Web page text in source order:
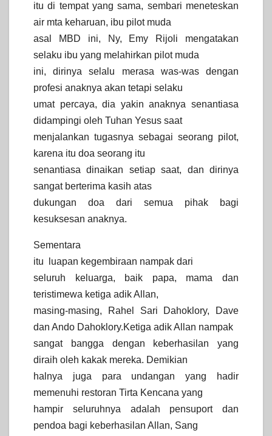
itu di tempat yang sama, sembari meneteskan
air mta keharuan, ibu pilot muda
asal MBD ini, Ny, Emy Rijoli mengatakan
selaku ibu yang melahirkan pilot muda
ini, dirinya selalu merasa was-was dengan
profesi anaknya akan tetapi selaku
umat percaya, dia yakin anaknya senantiasa
didampingi oleh Tuhan Yesus saat
menjalankan tugasnya sebagai seorang pilot,
karena itu doa seorang itu
senantiasa dinaikan setiap saat, dan dirinya
sangat berterima kasih atas
dukungan doa dari semua pihak bagi
kesuksesan anaknya.
Sementara
itu luapan kegembiraan nampak dari
seluruh keluarga, baik papa, mama dan
teristimewa ketiga adik Allan,
masing-masing, Rahel Sari Dahoklory, Dave
dan Ando Dahoklory.Ketiga adik Allan nampak
sangat bangga dengan keberhasilan yang
diraih oleh kakak mereka. Demikian
halnya juga para undangan yang hadir
memenuhi restoran Tirta Kencana yang
hampir seluruhnya adalah pensuport dan
pendoa bagi keberhasilan Allan, Sang